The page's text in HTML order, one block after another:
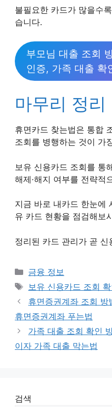
불필요한 카드가 많을수
습니다.
부모님 대출 조회
인증, 가족 대출 확
마무리 정리
휴면카드 찾는법은 통합
조회를 병행하는 것이 가
보유 신용카드 조회를 통
해제·해지 여부를 전략적
지금 바로 내카드 한눈에
유 카드 현황을 점검해보
정리된 카드 관리가 곧
카
테
리
금융 정보
태
그
보유 신용카드 조회 확
휴면증권계좌 조회 방
휴면증권계좌 푸는법
가족 대출 조회 확인
이자 가족 대출 막는법
검색